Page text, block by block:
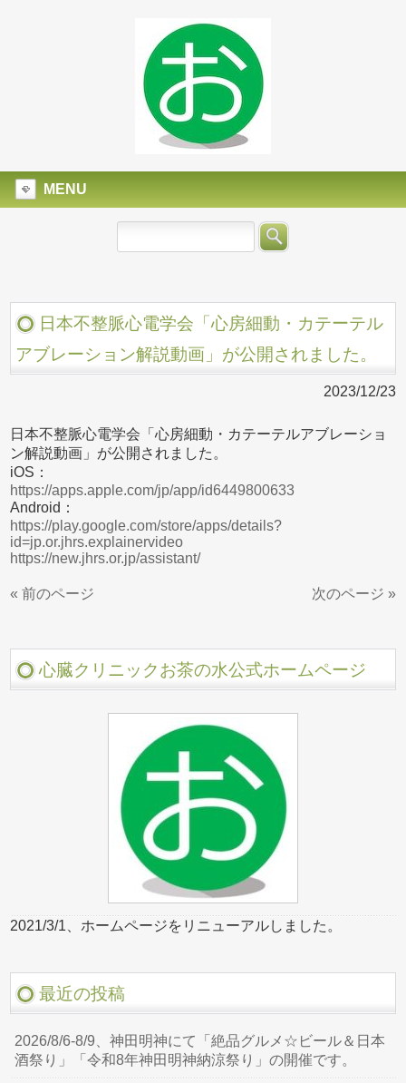
MENU
日本不整脈心電学会「心房細動・カテーテル
アブレーション解説動画」が公開されました。
2023/12/23
日本不整脈心電学会「心房細動・カテーテルアブレーショ
ン解説動画」が公開されました。
iOS：
https://apps.apple.com/jp/app/id6449800633
Android：
https://play.google.com/store/apps/details?
id=jp.or.jhrs.explainervideo
https://new.jhrs.or.jp/assistant/
« 前のページ 次のページ »
心臓クリニックお茶の水公式ホームページ
2021/3/1、ホームページをリニューアルしました。
最近の投稿
2026/8/6-8/9、神田明神にて「絶品グルメ☆ビール＆日本
酒祭り」「令和8年神田明神納涼祭り」の開催です。